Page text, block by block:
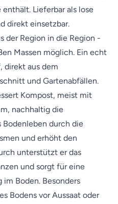
Lieferbar als lose
direkt einsetzbar.
der Region in die Region -
Massen möglich. Ein echt
direkt aus dem
und Gartenabfällen.
Kompost, meist mit
nachhaltig die
Bodenleben durch die
und erhöht den
unterstützt er das
und sorgt für eine
Boden. Besonders
Bodens vor Aussaat oder